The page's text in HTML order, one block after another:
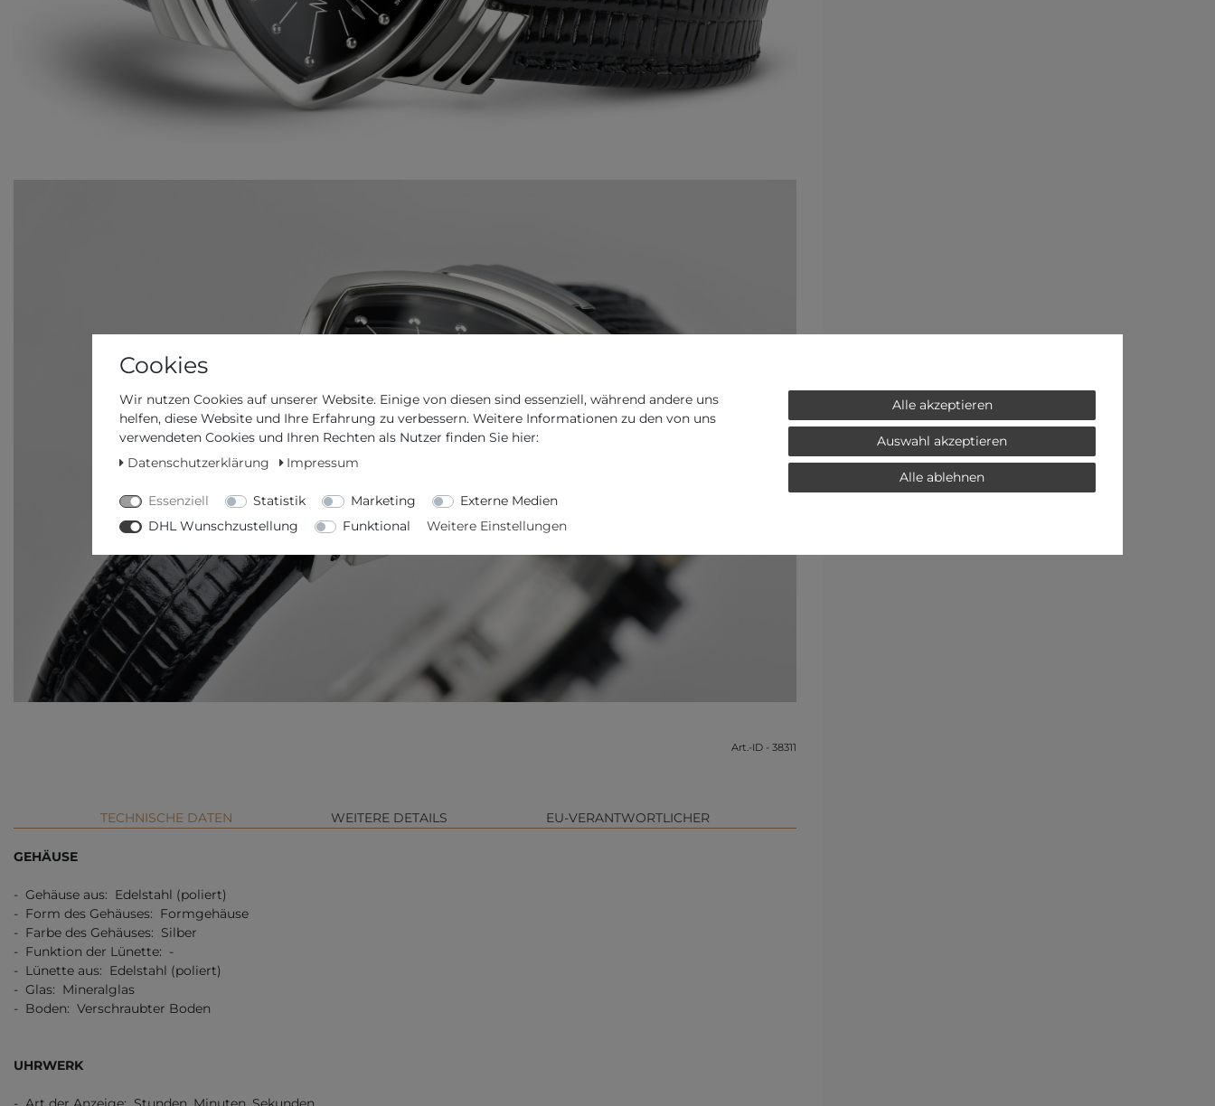
Art.-ID - 38311
TECHNISCHE DATEN WEITERE DETAILS EU-VERANTWORTLICHER
GEHÄUSE
- Gehäuse aus: Edelstahl (poliert)
- Form des Gehäuses: Formgehäuse
- Farbe des Gehäuses: Silber
- Funktion der Lünette: -
- Lünette aus: Edelstahl (poliert)
- Glas: Mineralglas
- Boden: Verschraubter Boden
UHRWERK
Cookies
Wir nutzen Cookies auf unserer Website. Einige von diesen sind essenziell, während andere uns
helfen, diese Website und Ihre Erfahrung zu verbessern. Weitere Informationen zu den von uns
verwendeten Cookies und Ihren Rechten als Nutzer finden Sie hier:
Datenschutzerklärung
Impressum
Essenziell Statistik Marketing
Externe Medien
DHL Wunschzustellung
Funktional Weitere Einstellungen
Alle akzeptieren
Auswahl akzeptieren
Alle ablehnen